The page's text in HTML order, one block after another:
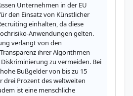
Unternehmen in der EU
den Einsatz von Künstlicher
einhalten, da diese
Anwendungen gelten.
verlangt von den
ihrer Algorithmen
zu vermeiden. Bei
Bußgelder von bis zu 15
drei Prozent des weltweiten
ist eine menschliche